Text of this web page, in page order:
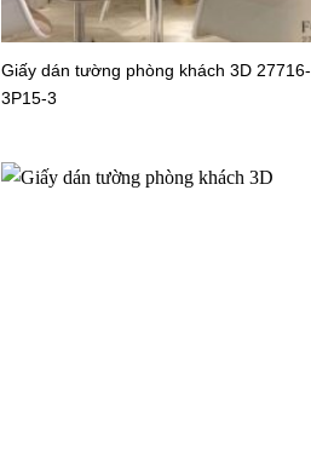
Giấy dán tường phòng khách 3D 27716-
3P15-3